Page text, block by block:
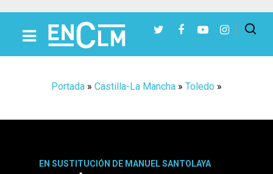
Portada » Castilla-La Mancha » Toledo »
EN SUSTITUCIÓN DE MANUEL SANTOLAYA